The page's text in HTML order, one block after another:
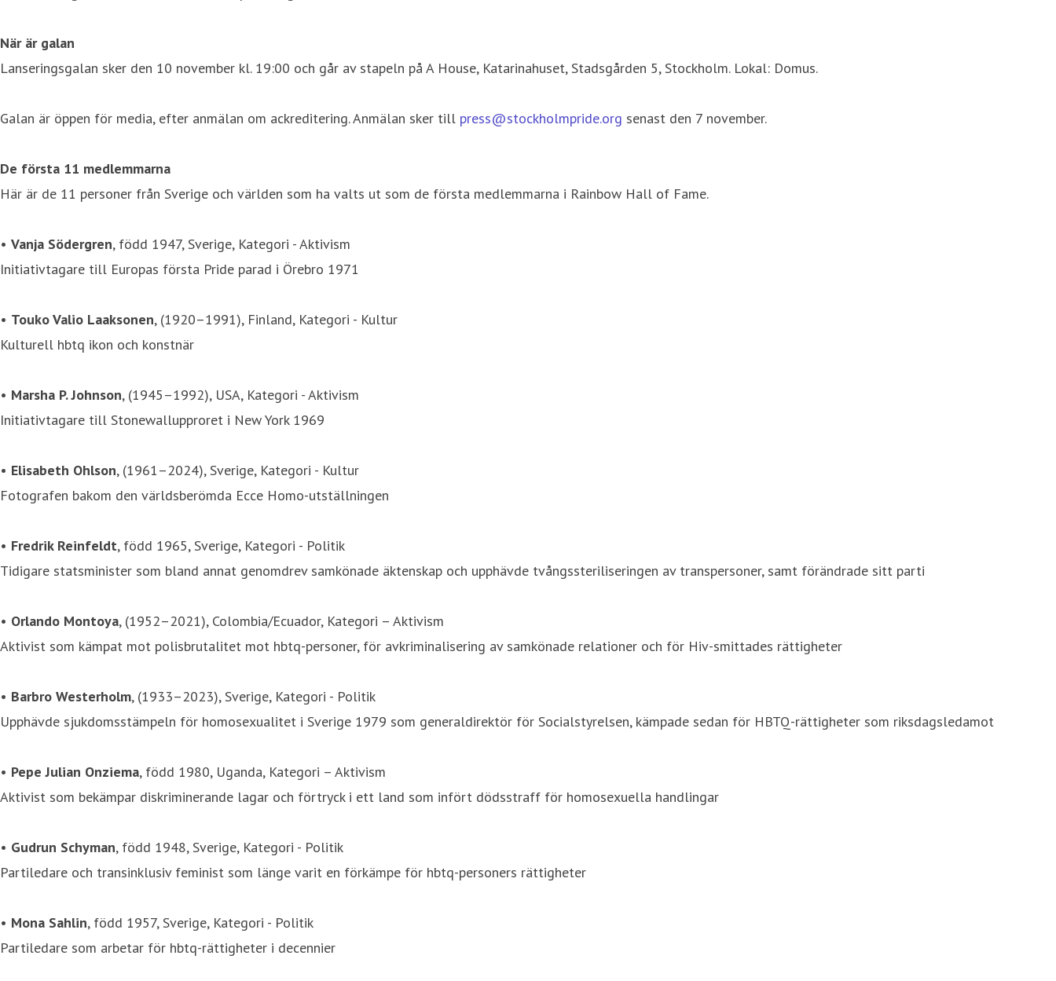
När är galan
Lanseringsgalan sker den 10 november kl. 19:00 och går av stapeln på A House, Katarinahuset, Stadsgården 5, Stockholm. Lokal: Domus.
Galan är öppen för media, efter anmälan om ackreditering. Anmälan sker till press@stockholmpride.org senast den 7 november.
De första 11 medlemmarna
Här är de 11 personer från Sverige och världen som ha valts ut som de första medlemmarna i Rainbow Hall of Fame.
• Vanja Södergren, född 1947, Sverige, Kategori - Aktivism
Initiativtagare till Europas första Pride parad i Örebro 1971
• Touko Valio Laaksonen, (1920–1991), Finland, Kategori - Kultur
Kulturell hbtq ikon och konstnär
• Marsha P. Johnson, (1945–1992), USA, Kategori - Aktivism
Initiativtagare till Stonewallupproret i New York 1969
• Elisabeth Ohlson, (1961–2024), Sverige, Kategori - Kultur
Fotografen bakom den världsberömda Ecce Homo-utställningen
• Fredrik Reinfeldt, född 1965, Sverige, Kategori - Politik
Tidigare statsminister som bland annat genomdrev samkönade äktenskap och upphävde tvångssteriliseringen av transpersoner, samt förändrade sitt parti
• Orlando Montoya, (1952–2021), Colombia/Ecuador, Kategori – Aktivism
Aktivist som kämpat mot polisbrutalitet mot hbtq-personer, för avkriminalisering av samkönade relationer och för Hiv-smittades rättigheter
• Barbro Westerholm, (1933–2023), Sverige, Kategori - Politik
Upphävde sjukdomsstämpeln för homosexualitet i Sverige 1979 som generaldirektör för Socialstyrelsen, kämpade sedan för HBTQ-rättigheter som riksdagsledamot
• Pepe Julian Onziema, född 1980, Uganda, Kategori – Aktivism
Aktivist som bekämpar diskriminerande lagar och förtryck i ett land som infört dödsstraff för homosexuella handlingar
• Gudrun Schyman, född 1948, Sverige, Kategori - Politik
Partiledare och transinklusiv feminist som länge varit en förkämpe för hbtq-personers rättigheter
• Mona Sahlin, född 1957, Sverige, Kategori - Politik
Partiledare som arbetar för hbtq-rättigheter i decennier